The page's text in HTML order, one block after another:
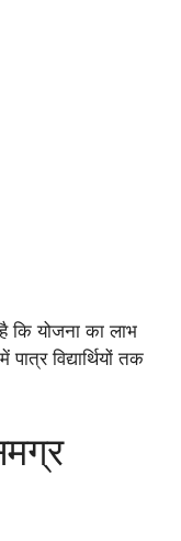
कि योजना का लाभ
विद्यार्थियों तक